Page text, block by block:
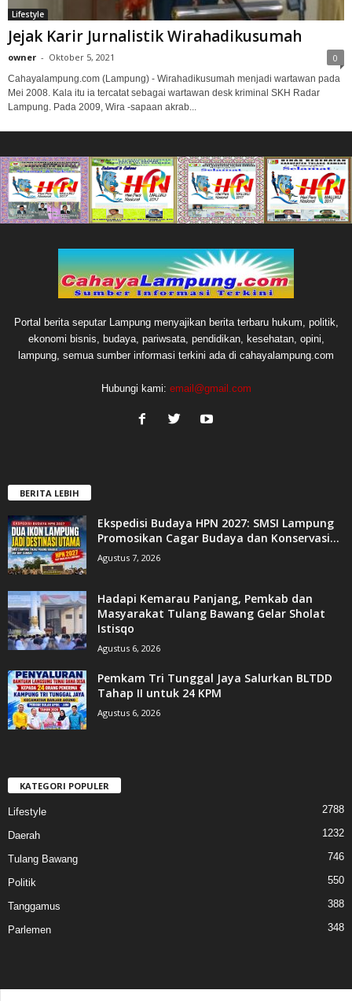
Lifestyle
Jejak Karir Jurnalistik Wirahadikusumah
owner - Oktober 5, 2021 0
Cahayalampung.com (Lampung) - Wirahadikusumah menjadi wartawan pada
Mei 2008. Kala itu ia tercatat sebagai wartawan desk kriminal SKH Radar
Lampung. Pada 2009, Wira -sapaan akrab...
Portal berita seputar Lampung menyajikan berita terbaru hukum, politik,
ekonomi bisnis, budaya, pariwsata, pendidikan, kesehatan, opini,
lampung, semua sumber informasi terkini ada di cahayalampung.com
Hubungi kami: email@gmail.com
BERITA LEBIH
Ekspedisi Budaya HPN 2027: SMSI Lampung
Promosikan Cagar Budaya dan Konservasi...
Agustus 7, 2026
Hadapi Kemarau Panjang, Pemkab dan
Masyarakat Tulang Bawang Gelar Sholat
Istisqo
Agustus 6, 2026
Pemkam Tri Tunggal Jaya Salurkan BLTDD
Tahap II untuk 24 KPM
Agustus 6, 2026
KATEGORI POPULER
Lifestyle 2788
Daerah 1232
Tulang Bawang 746
Politik 550
Tanggamus 388
Parlemen 348